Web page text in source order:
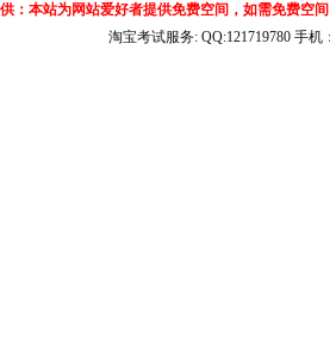
：本站为网站爱好者提供免费空间，如需免费空
淘宝考试服务: QQ:121719780 手